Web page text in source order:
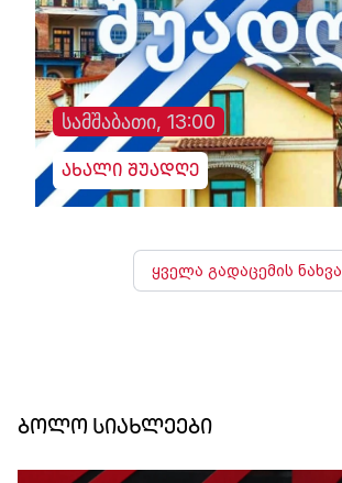
სამშაბათი, 13:00
ახალი შუადღე
ყველა გადაცემის ნახვა
ბოლო სიახლეები